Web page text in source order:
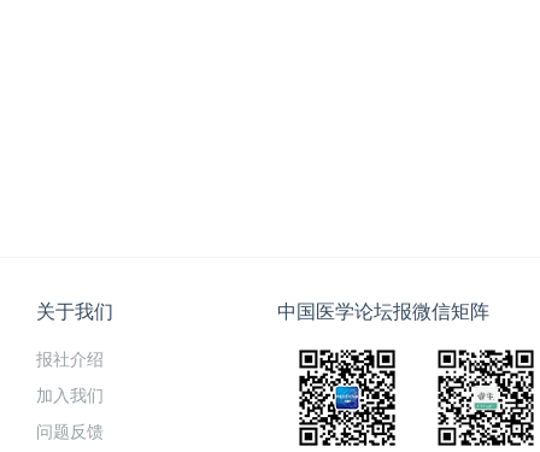
关于我们
报社介绍
加入我们
问题反馈
中国医学论坛报微信矩阵